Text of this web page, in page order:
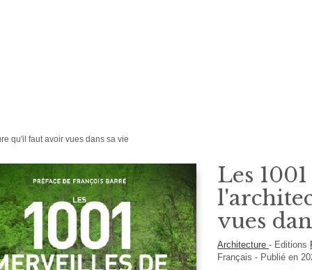
qu'il faut avoir vues dans sa vie
Les
vues
Architecture- Editions
Français- Publié en